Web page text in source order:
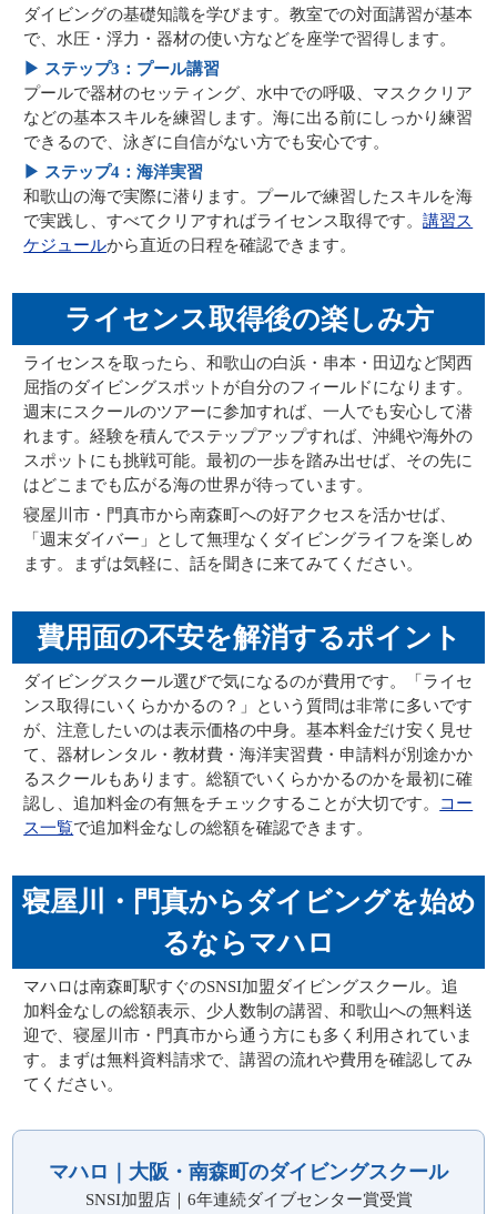
ダイビングの基礎知識を学びます。教室での対面講習が基本
で、水圧・浮力・器材の使い方などを座学で習得します。
▶ ステップ3：プール講習
プールで器材のセッティング、水中での呼吸、マスククリア
などの基本スキルを練習します。海に出る前にしっかり練習
できるので、泳ぎに自信がない方でも安心です。
▶ ステップ4：海洋実習
和歌山の海で実際に潜ります。プールで練習したスキルを海
で実践し、すべてクリアすればライセンス取得です。講習ス
ケジュールから直近の日程を確認できます。
ライセンス取得後の楽しみ方
ライセンスを取ったら、和歌山の白浜・串本・田辺など関西
屈指のダイビングスポットが自分のフィールドになります。
週末にスクールのツアーに参加すれば、一人でも安心して潜
れます。経験を積んでステップアップすれば、沖縄や海外の
スポットにも挑戦可能。最初の一歩を踏み出せば、その先に
はどこまでも広がる海の世界が待っています。
寝屋川市・門真市から南森町への好アクセスを活かせば、
「週末ダイバー」として無理なくダイビングライフを楽しめ
ます。まずは気軽に、話を聞きに来てみてください。
費用面の不安を解消するポイント
ダイビングスクール選びで気になるのが費用です。「ライセ
ンス取得にいくらかかるの？」という質問は非常に多いです
が、注意したいのは表示価格の中身。基本料金だけ安く見せ
て、器材レンタル・教材費・海洋実習費・申請料が別途かか
るスクールもあります。総額でいくらかかるのかを最初に確
認し、追加料金の有無をチェックすることが大切です。
コー
ス一覧で追加料金なしの総額を確認できます。
寝屋川・門真からダイビングを始め
るならマハロ
マハロは南森町駅すぐのSNSI加盟ダイビングスクール。追
加料金なしの総額表示、少人数制の講習、和歌山への無料送
迎で、寝屋川市・門真市から通う方にも多く利用されていま
す。まずは無料資料請求で、講習の流れや費用を確認してみ
てください。
マハロ｜大阪・南森町のダイビングスクール
SNSI加盟店｜6年連続ダイブセンター賞受賞